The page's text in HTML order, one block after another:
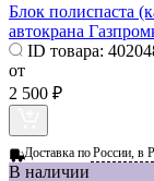
Блок полиспаста
автокрана
ID товара:
от
2 500 ₽
Доставка поРоссии, в
В наличии